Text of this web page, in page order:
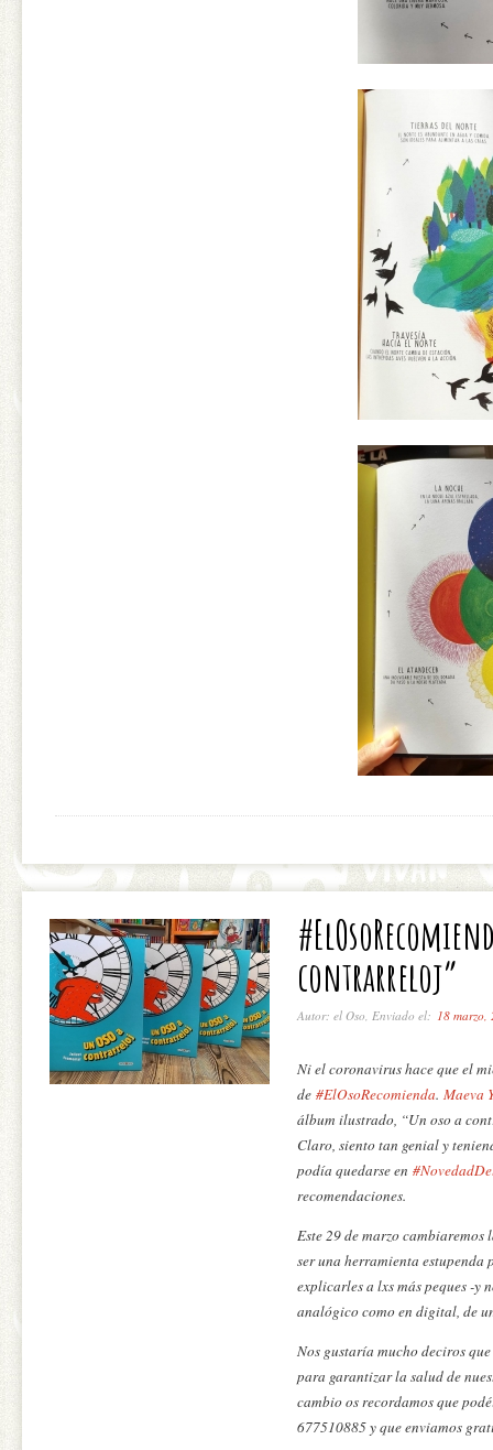
contrarreloj”
Autor: el Oso, Enviado el: 18 marzo,
Ni el coronavirus hace que el
de #ElOsoRecomienda. Maeva
álbum ilustrado, “Un oso a
Claro, siento tan genial y
podía quedarse en
recomendaciones.
Este 29 de marzo cambiaremos
ser una herramienta
explicarles a lxs más peques -y
analógico como en digital, de
Nos gustaría mucho deciros
para garantizar la salud de
cambio os recordamos que
677510885 y que enviamos